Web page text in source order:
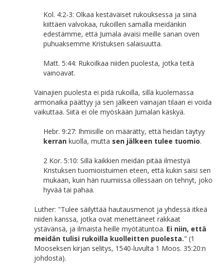
Kol. 4:2-3: Olkaa kestäväiset rukouksessa ja siinä
kiittäen valvokaa, rukoillen samalla meidänkin
edestämme, että Jumala avaisi meille sanan oven
puhuaksemme Kristuksen salaisuutta.
Matt. 5:44: Rukoilkaa niiden puolesta, jotka teitä
vainoavat.
Vainajien puolesta ei pidä rukoilla, sillä kuolemassa
armonaika päättyy ja sen jälkeen vainajan tilaan ei voida
vaikuttaa. Siitä ei ole myöskään Jumalan käskyä.
Hebr. 9:27: Ihmisille on määrätty, että heidän täytyy
kerran kuolla, mutta sen jälkeen tulee tuomio.
2 Kor. 5:10: Sillä kaikkien meidän pitää ilmestyä
Kristuksen tuomioistuimen eteen, että kukin saisi sen
mukaan, kuin hän ruumiissa ollessaan on tehnyt, joko
hyvää tai pahaa.
Luther: "Tulee säilyttää hautausmenot ja yhdessä itkeä
niiden kanssa, jotka ovat menettäneet rakkaat
ystävänsä, ja ilmaista heille myötätuntoa. Ei niin, että
meidän tulisi rukoilla kuolleitten puolesta." (1
Mooseksen kirjan selitys, 1540-luvulta 1 Moos. 35:20:n
johdosta).